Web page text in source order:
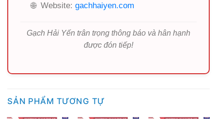
🌐 Website: gachhaiyen.com
Gạch Hải Yến trân trọng thông báo và hân hạnh
được đón tiếp!
SẢN PHẨM TƯƠNG TỰ